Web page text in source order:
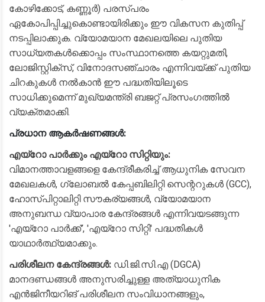
കോഴിക്കോട്, കണ്ണൂർ) പരസ്പരം
ഏകോപിപ്പിച്ചുകൊണ്ടായിരിക്കും ഈ വികസന കുതിപ്പ്
നടപ്പിലാക്കുക. വ്യോമയാന മേഖലയിലെ പുതിയ
സാധ്യതകൾക്കൊപ്പം സംസ്ഥാനത്തെ കയറ്റുമതി,
ലോജിസ്റ്റിക്സ്, വിനോദസഞ്ചാരം എന്നിവയ്ക്ക് പുതിയ
ചിറകുകൾ നൽകാൻ ഈ പദ്ധതിയിലൂടെ
സാധിക്കുമെന്ന് മുഖ്യമന്ത്രി ബജറ്റ് പ്രസംഗത്തിൽ
വ്യക്തമാക്കി.
പ്രധാന ആകർഷണങ്ങൾ:
എയ്റോ പാർക്കും എയ്റോ സിറ്റിയും:
വിമാനത്താവളങ്ങളെ കേന്ദ്രീകരിച്ച് ആധുനിക സേവന
മേഖലകൾ, ഗ്ലോബൽ കേപ്പബിലിറ്റി സെന്ററുകൾ (GCC),
ഹോസ്പിറ്റാലിറ്റി സൗകര്യങ്ങൾ, വ്യോമയാന
അനുബന്ധ വ്യാപാര കേന്ദ്രങ്ങൾ എന്നിവയടങ്ങുന്ന
'എയ്റോ പാർക്ക്', 'എയ്റോ സിറ്റി' പദ്ധതികൾ
യാഥാർത്ഥ്യമാക്കും.
പരിശീലന കേന്ദ്രങ്ങൾ: ഡി.ജി.സി.എ (DGCA)
മാനദണ്ഡങ്ങൾ അനുസരിച്ചുള്ള അത്യാധുനിക
എൻജിനീയറിങ് പരിശീലന സംവിധാനങ്ങളും,